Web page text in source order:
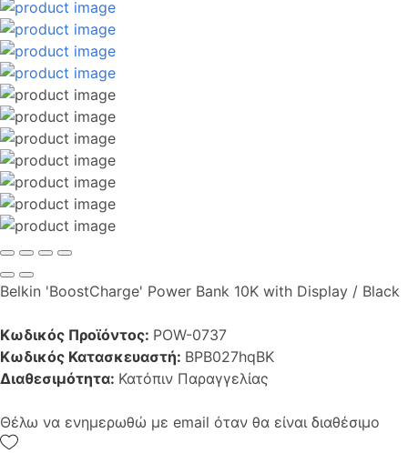
Belkin 'BoostCharge' Power Bank 10K with Display / Black
Κωδικός Προϊόντος: POW-0737
Κωδικός Κατασκευαστή: BPB027hqBK
Διαθεσιμότητα: Κατόπιν Παραγγελίας
Θέλω να ενημερωθώ με email όταν θα είναι διαθέσιμο